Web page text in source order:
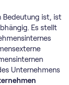
Bedeutung ist, ist
Es stellt
Unternehmens